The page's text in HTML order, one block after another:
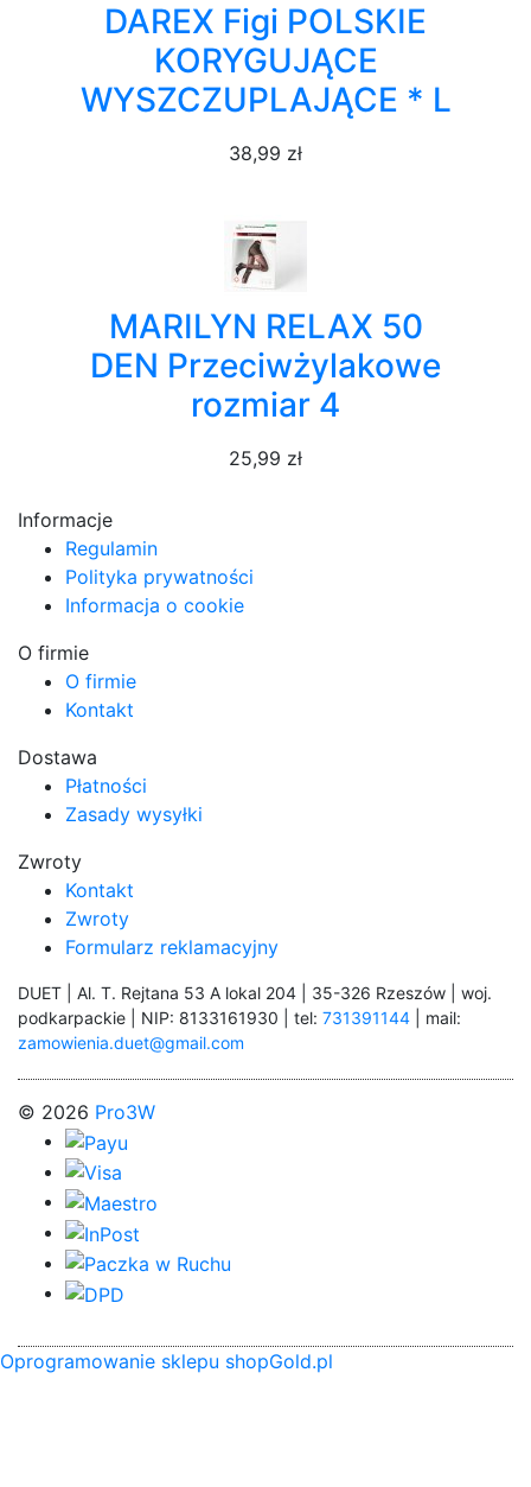
DAREX Figi POLSKIE
KORYGUJĄCE
WYSZCZUPLAJĄCE * L
38,99 zł
MARILYN RELAX 50
DEN Przeciwżylakowe
rozmiar 4
25,99 zł
Informacje
Regulamin
Polityka prywatności
Informacja o cookie
O firmie
O firmie
Kontakt
Dostawa
Płatności
Zasady wysyłki
Zwroty
Kontakt
Zwroty
Formularz reklamacyjny
DUET | Al. T. Rejtana 53 A lokal 204 | 35-326 Rzeszów | woj.
podkarpackie | NIP: 8133161930 | tel: 731391144 | mail:
zamowienia.duet@gmail.com
© 2026 Pro3W
Oprogramowanie sklepu shopGold.pl